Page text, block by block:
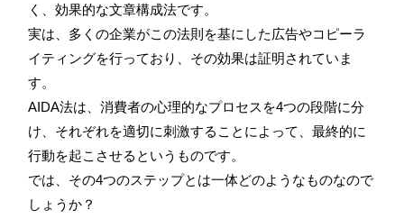
く、効果的な文章構成法です。
実は、多くの企業がこの法則を基にした広告やコピーラ
イティングを行っており、その効果は証明されていま
す。
AIDA法は、消費者の心理的なプロセスを4つの段階に分
け、それぞれを適切に刺激することによって、最終的に
行動を起こさせるというものです。
では、その4つのステップとは一体どのようなものなので
しょうか？